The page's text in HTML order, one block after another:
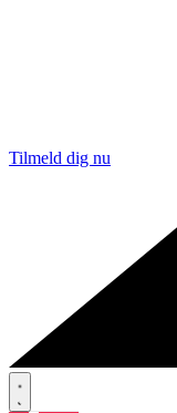
Tilmeld dig nu